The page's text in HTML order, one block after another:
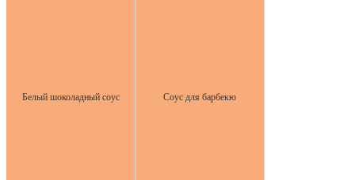
Белый шоколадный соус Соус для барбекю